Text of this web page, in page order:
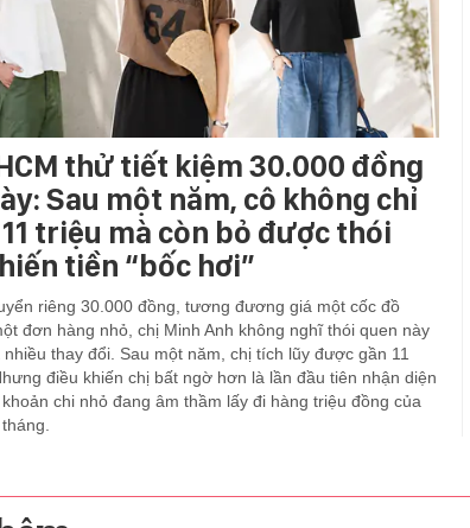
thử tiết kiệm 30.000 đồng
Sau một năm, cô không chỉ
triệu mà còn bỏ được thói
tiền “bốc hơi”
riêng 30.000 đồng, tương đương giá một cốc đồ
đơn hàng nhỏ, chị Minh Anh không nghĩ thói quen này
thay đổi. Sau một năm, chị tích lũy được gần 11
điều khiến chị bất ngờ hơn là lần đầu tiên nhận diện
chi nhỏ đang âm thầm lấy đi hàng triệu đồng của